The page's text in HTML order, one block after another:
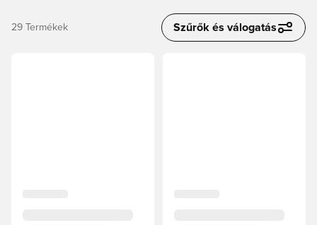
29 Termékek Szűrők és válogatás